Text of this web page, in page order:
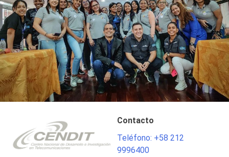
Contacto
Teléfono: +58 212
9996400